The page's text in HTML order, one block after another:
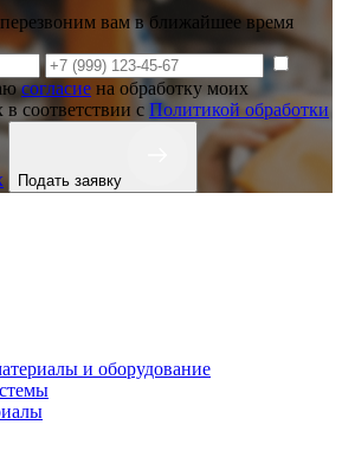
вам в ближайшее время
согласие на обработку моих
соответствии с Политикой обработки
Подать заявку
и оборудование